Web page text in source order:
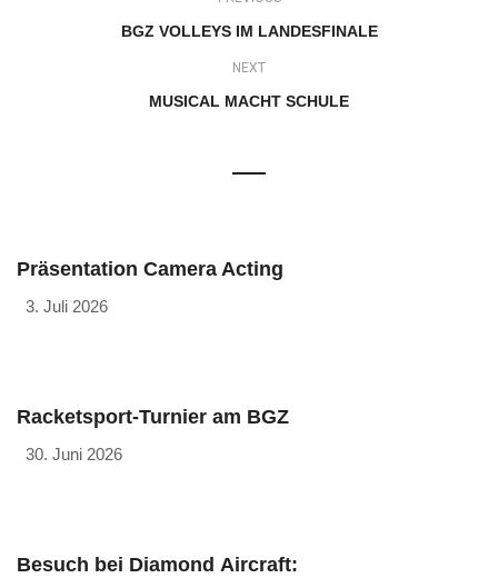
BGZ VOLLEYS IM LANDESFINALE
NEXT
MUSICAL MACHT SCHULE
Präsentation Camera Acting
3. Juli 2026
Racketsport-Turnier am BGZ
30. Juni 2026
Besuch bei Diamond Aircraft: